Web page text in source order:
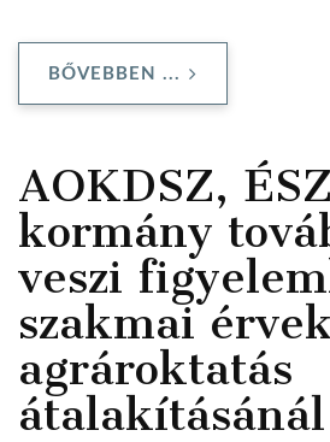
BŐVEBBEN ...
AOKDSZ,
kormány
veszi
szakmai
agrároktatás
átalakításánál